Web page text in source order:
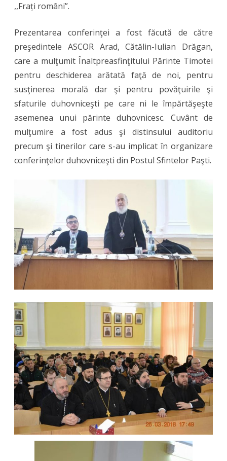
,,Frați români”.
Prezentarea conferinţei a fost făcută de către
preşedintele ASCOR Arad, Cătălin-Iulian Drăgan,
care a mulţumit Înaltpreasfinţitului Părinte Timotei
pentru deschiderea arătată faţă de noi, pentru
susţinerea morală dar şi pentru povăţuirile şi
sfaturile duhovniceşti pe care ni le împărtăşeşte
asemenea unui părinte duhovnicesc. Cuvânt de
mulţumire a fost adus şi distinsului auditoriu
precum şi tinerilor care s-au implicat în organizare
conferinţelor duhovniceşti din Postul Sfintelor Paşti.